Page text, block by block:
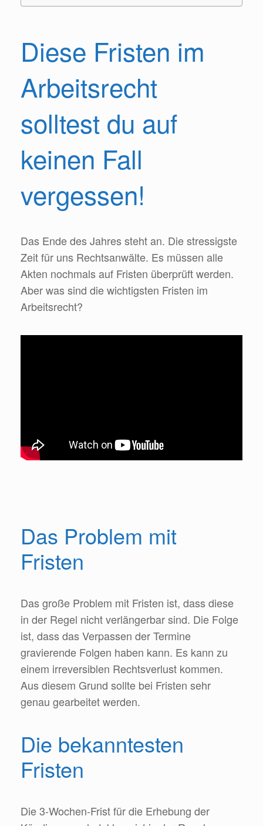
Diese Fristen im
Arbeitsrecht
solltest du auf
keinen Fall
vergessen!
Das Ende des Jahres steht an. Die stressigste
Zeit für uns Rechtsanwälte. Es müssen alle
Akten nochmals auf Fristen überprüft werden.
Aber was sind die wichtigsten Fristen im
Arbeitsrecht?
Das Problem mit
Fristen
Das große Problem mit Fristen ist, dass diese
in der Regel nicht verlängerbar sind. Die Folge
ist, dass das Verpassen der Termine
gravierende Folgen haben kann. Es kann zu
einem irreversiblen Rechtsverlust kommen.
Aus diesem Grund sollte bei Fristen sehr
genau gearbeitet werden.
Die bekanntesten
Fristen
Die 3-Wochen-Frist für die Erhebung der